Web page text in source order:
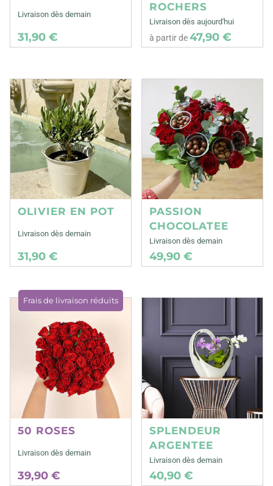
Livraison dès demain
31,90 €
ROCHERS
Livraison dès aujourd'hui
à partir de47,90 €
OLIVIER EN POT
Livraison dès demain
31,90 €
PASSION
CHOCOLATEE
Livraison dès demain
49,90 €
Frais de livraison réduits
50 ROSES
Livraison dès demain
39,90 €
SPLENDEUR
ARGENTEE
Livraison dès demain
40,90 €